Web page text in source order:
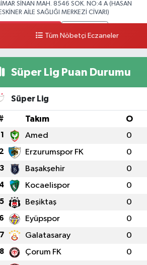
SİNAN MAH. 8546 SOK. NO:4 A (HASAN
AİLE SAĞLIĞI MERKEZİ CİVARI)
Tüm Nöbetçi Eczaneler
Süper Lig Puan Durumu
Süper Lig
Takım O
1 Amed 0
2 Erzurumspor FK 0
3 Başakşehir 0
4 Kocaelispor 0
5 Beşiktaş 0
6 Eyüpspor 0
7 Galatasaray 0
8 Çorum FK 0